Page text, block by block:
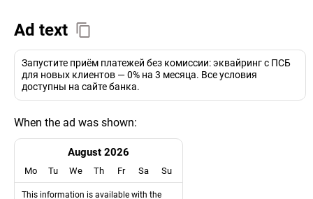
Ad text
Запустите приём платежей без комиссии: эквайринг с ПСБ
для новых клиентов — 0% на 3 месяца. Все условия
доступны на сайте банка.
When the ad was shown:
August 2026
Mo Tu We Th Fr Sa Su
This information is available with the